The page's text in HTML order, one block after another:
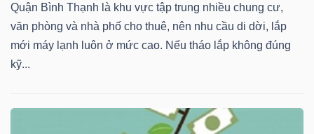
Quận Bình Thạnh là khu vực tập trung nhiều chung cư,
văn phòng và nhà phố cho thuê, nên nhu cầu di dời, lắp
mới máy lạnh luôn ở mức cao. Nếu tháo lắp không đúng
kỹ...